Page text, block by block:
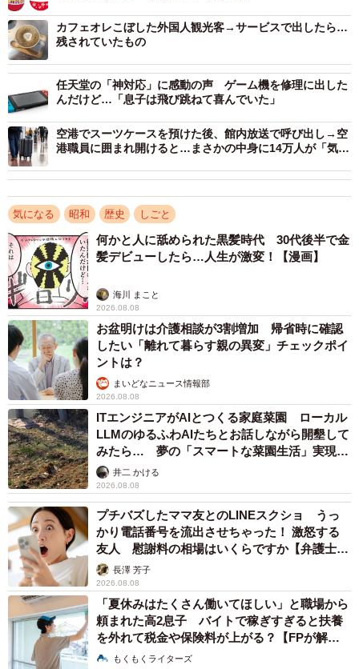
――どのような背景や目的で開始されたサービスなのでし
ょうか？
担当者：リカちゃんでんわは、リカちゃんが発売された翌
年1968年に正式にサービスを開始しました。当時、ひとり
の女の子が弊社に「リカちゃんはいますか？」と電話をか
けてきてくれたんです。それを受けた社員が機転を利かせ
「もしもし私リカよ」と対応をしたことがきっかけで始ま
りました。反響が大きくなったところで専用回線を開設。
オペレーターがお子様たちの対応をする方式から、オペレ
ーターが挨拶をしてから「リカちゃんに代わるわ」とリカ
ちゃんの声を録音したテープに切り替わる方法になり、そ
の後に、現在の最初からリカちゃんの声が流れるテープ式
になりました。
――当時の人気の様子を教えてください。
担当者：人気番組『8時だョ！全員集合』に「リカちゃん」
と「リカちゃんハウス」が登場した時に「リカちゃんでん
わ」の番号も紹介されたのですが、電話が殺到して回線が
パンクしたそうです。
――現在の運用状況は？
担当者：現在も月に約4万件ほどお電話をいただきます。内
容は毎月更新、昼間と夜でも話題を変えています。季節や
日常の出来事を取り入れたり、ママや妹のミキちゃん、マ
キちゃんが出てくるレアな回もあるんですよ。お子様の電
話をかける練習に使われる方もいらっしゃいます。
カフェオレこぼした外国人観光客→サービスで出したら…
残されていたもの
任天堂の「神対応」に感動の声 ゲーム機を修理に出した
んだけど…「息子は飛び跳ねて喜んでいた」
空港でスーツケースを預けた後、館内放送で呼び出し→空
港職員に囲まれ開けると…まさかの中身に14万人が「気持
気になる 昭和 歴史 しごと
何かと人に舐められた黒髪時代 30代後半で金
髪デビューしたら…人生が激変！【漫画】
海川 まこと
2026.08.08
お盆明けは介護相談が3割増加 帰省時に確認
したい「離れて暮らす親の異変」チェックポイ
ントは？
まいどなニュース情報部
2026.08.08
ITエンジニアがAIとつくる家庭菜園 ローカル
LLMのゆるふわAIたちとお話しながら開墾して
みたら… 夢の「スマートな菜園生活」実現な
るか井二 かける
2026.08.08
プチバズしたママ友とのLINEスクショ うっ
かり電話番号を流出させちゃった！ 激怒する
友人 慰謝料の相場はいくらですか【弁護士が
解説】長澤 芳子
2026.08.08
「夏休みはたくさん働いてほしい」と職場から
頼まれた高2息子 バイトで稼ぎすぎると扶養
を外れて税金や保険料が上がる？【FPが解
説】もくもくライターズ